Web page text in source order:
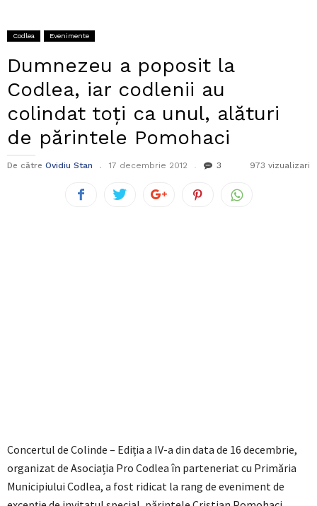
Codlea Evenimente
Dumnezeu a poposit la
Codlea, iar codlenii au
colindat toți ca unul, alături
de părintele Pomohaci
De către Ovidiu Stan 17 decembrie 2012 3 973 vizualizari
Concertul de Colinde – Ediția a IV-a din data de 16 decembrie,
organizat de Asociația Pro Codlea în parteneriat cu Primăria
Municipiului Codlea, a fost ridicat la rang de eveniment de